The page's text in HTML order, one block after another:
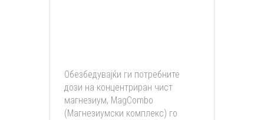
Обезбедувајќи ги потребните
дози на концентриран чист
магнезиум, MagCombo
(Магнезиумски комплекс) го